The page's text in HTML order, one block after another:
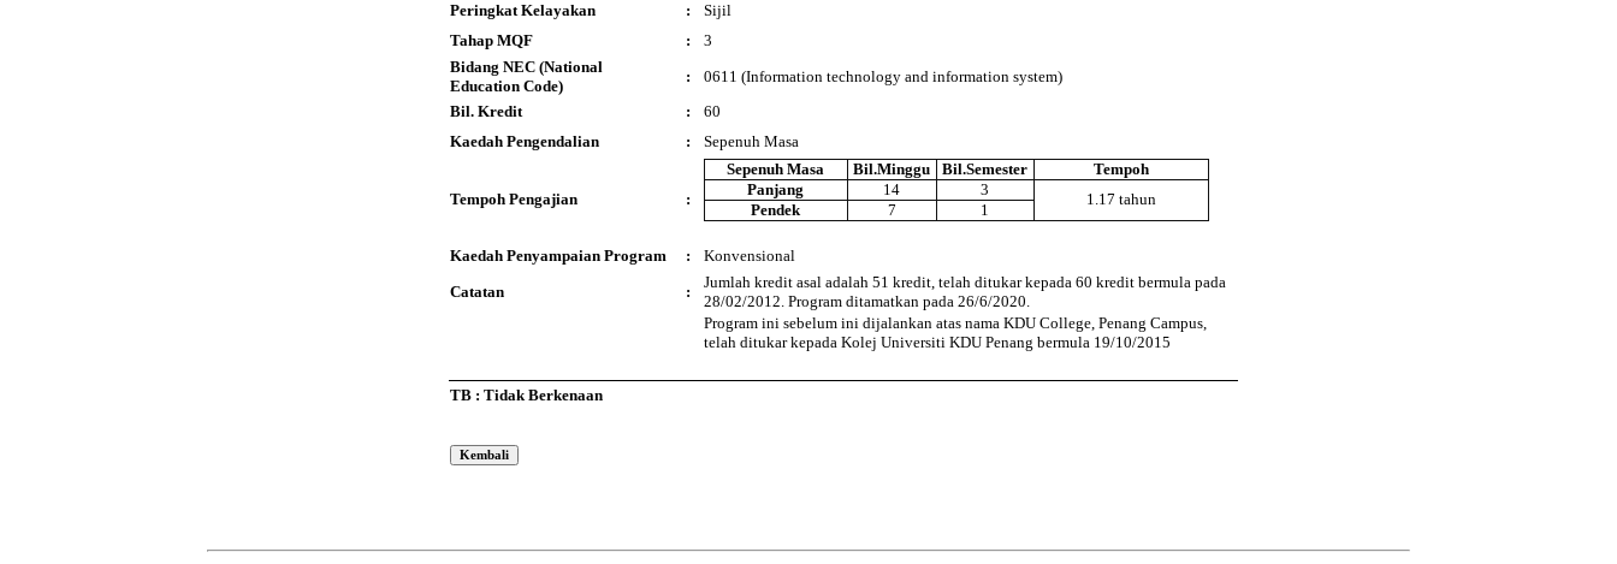
Peringkat Kelayakan
:
Sijil
Tahap MQF
:
3
Bidang NEC (National
Education Code)
:
0611 (Information technology and information system)
Bil. Kredit
:
60
Kaedah Pengendalian
: Sepenuh Masa
Tempoh Pengajian :
Sepenuh Masa Bil.Minggu Bil.Semester
Tempoh
Panjang
14 3
1.17 tahun
Pendek 7 1
Kaedah Penyampaian Program :
Konvensional
Catatan
:
Jumlah kredit asal adalah 51 kredit, telah ditukar kepada 60 kredit bermula pada
28/02/2012. Program ditamatkan pada 26/6/2020.
Program ini sebelum ini dijalankan atas nama KDU College, Penang Campus,
telah ditukar kepada Kolej Universiti KDU Penang bermula 19/10/2015
TB : Tidak Berkenaan